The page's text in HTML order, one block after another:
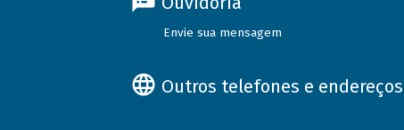
Envie sua mensagem
Outros telefones e endereços